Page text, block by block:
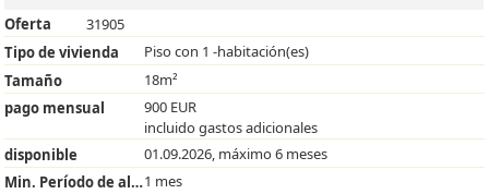
Oferta
31905
Tipo de vivienda
Piso con 1 -habitación(es)
Tamaño
18m²
pago mensual
900 EUR
incluido gastos adicionales
disponible
01.09.2026, máximo 6 meses
Min. Período de alquiler1 mes